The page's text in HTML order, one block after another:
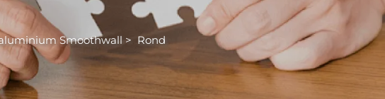
Smoothwall > Rond